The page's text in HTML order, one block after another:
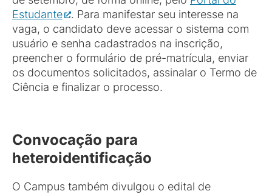
Estudante
. Para manifestar seu interesse na
vaga, o candidato deve acessar o sistema com
usuário e senha cadastrados na inscrição,
preencher o formulário de pré-matrícula, enviar
os documentos solicitados, assinalar o Termo de
Ciência e finalizar o processo.
Convocação para
heteroidentificação
O Campus também divulgou o edital de